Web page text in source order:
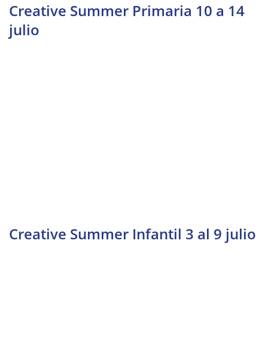
Creative Summer Primaria 10 a 14
julio
Creative Summer Infantil 3 al 9 julio